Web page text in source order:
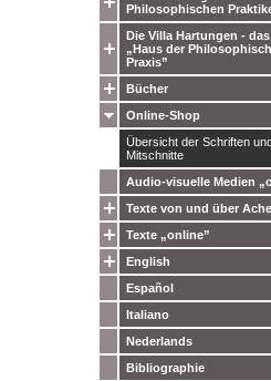
Philosophischen
Die Villa Hartungen -
„Haus der
Praxis”
Bücher
Online-Shop
Übersicht der Schriften
Mitschnitte
Audio-visuelle Medien
Texte von und über
Texte „online”
English
Español
Italiano
Nederlands
Bibliographie